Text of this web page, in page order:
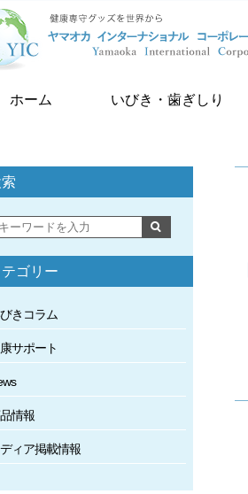
ホーム いびき・歯ぎしり
テゴリー
きコラム
サポート
情報
ディア掲載情報